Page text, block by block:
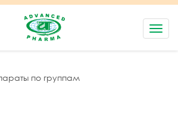
replica rolex replica watch guide
по группам